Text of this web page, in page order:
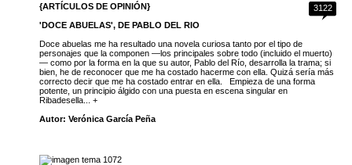
3122
{ARTÍCULOS DE OPINIÓN}
'DOCE ABUELAS', DE PABLO DEL RIO
Doce abuelas me ha resultado una novela curiosa tanto por el tipo de
personajes que la componen —los principales sobre todo (incluido el muerto)
— como por la forma en la que su autor, Pablo del Río, desarrolla la trama; si
bien, he de reconocer que me ha costado hacerme con ella. Quizá sería más
correcto decir que me ha costado entrar en ella. Empieza de una forma
potente, un principio álgido con una puesta en escena singular en
Ribadesella... +
Autor: Verónica García Peña